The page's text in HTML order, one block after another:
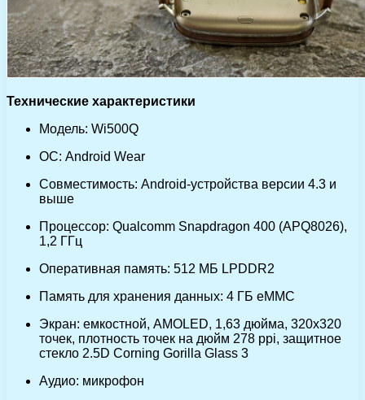
Технические характеристики
Модель: Wi500Q
ОС: Android Wear
Совместимость: Android-устройства версии 4.3 и
выше
Процессор: Qualcomm Snapdragon 400 (APQ8026),
1,2 ГГц
Оперативная память: 512 МБ LPDDR2
Память для хранения данных: 4 ГБ eMMC
Экран: емкостной, AMOLED, 1,63 дюйма, 320х320
точек, плотность точек на дюйм 278 ppi, защитное
стекло 2.5D Corning Gorilla Glass 3
Аудио: микрофон